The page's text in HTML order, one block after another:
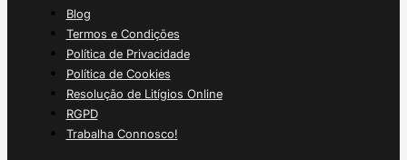
Blog
Termos e Condições
Política de Privacidade
Política de Cookies
Resolução de Litígios Online
RGPD
Trabalha Connosco!